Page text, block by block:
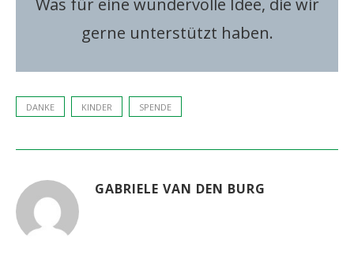
gerne unterstützt haben.
DANKE KINDER SPENDE
GABRIELE VAN DEN BURG